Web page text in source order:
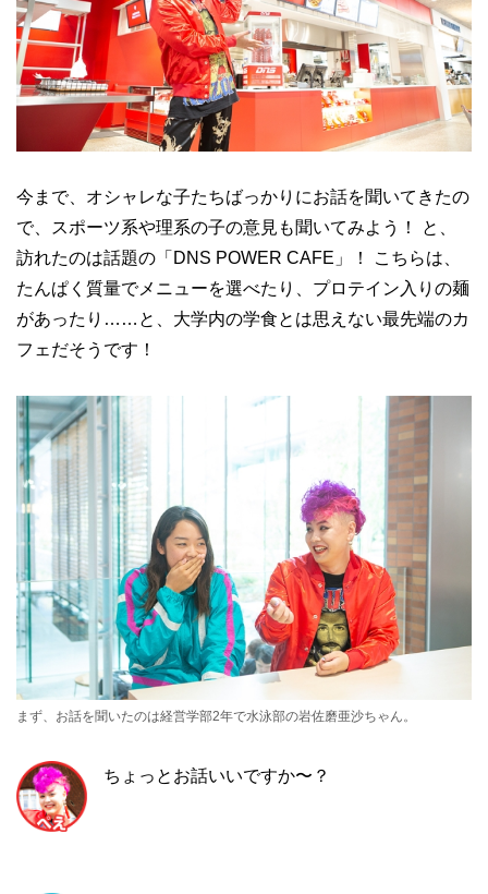
今まで、オシャレな子たちばっかりにお話を聞いてきたの
で、スポーツ系や理系の子の意見も聞いてみよう！ と、
訪れたのは話題の「DNS POWER CAFE」！ こちらは、
たんぱく質量でメニューを選べたり、プロテイン入りの麺
があったり……と、大学内の学食とは思えない最先端のカ
フェだそうです！
まず、お話を聞いたのは経営学部2年で水泳部の岩佐磨亜沙ちゃん。
ちょっとお話いいですか〜？